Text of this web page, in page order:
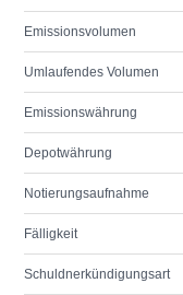
Emissionsvolumen
Umlaufendes Volumen
Emissionswährung
Depotwährung
Notierungsaufnahme
Fälligkeit
Schuldnerkündigungsart